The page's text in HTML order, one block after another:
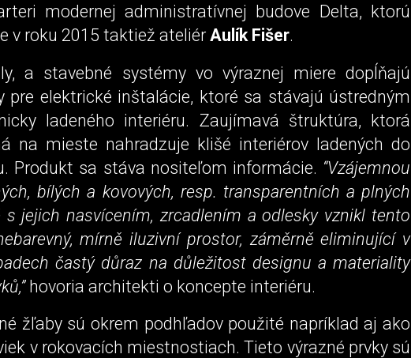
modernej administratívnej budove Delta, ktorú
v roku 2015 taktiež ateliér Aulík Fišer.
a stavebné systémy vo výraznej miere dopĺňajú
pre elektrické inštalácie, ktoré sa stávajú ústredným
ladeného interiéru. Zaujímavá štruktúra, ktorá
na mieste nahradzuje klišé interiérov ladených do
Produkt sa stáva nositeľom informácie. “Vzájemnou
bílých a kovových, resp. transparentních a plných
jejich nasvícením, zrcadlením a odlesky vznikl tento
mírně iluzivní prostor, záměrně eliminující v
častý důraz na důležitost designu a materiality
hovoria architekti o koncepte interiéru.
žľaby sú okrem podhľadov použité napríklad aj ako
v rokovacích miestnostiach. Tieto výrazné prvky sú